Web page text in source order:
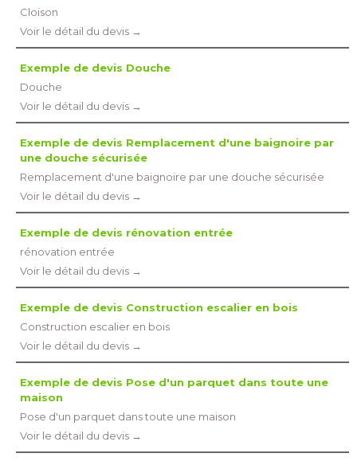
Cloison
Voir le détail du devis →
Exemple de devis Douche
Douche
Voir le détail du devis →
Exemple de devis Remplacement d'une baignoire par
une douche sécurisée
Remplacement d'une baignoire par une douche sécurisée
Voir le détail du devis →
Exemple de devis rénovation entrée
rénovation entrée
Voir le détail du devis →
Exemple de devis Construction escalier en bois
Construction escalier en bois
Voir le détail du devis →
Exemple de devis Pose d'un parquet dans toute une
maison
Pose d'un parquet dans toute une maison
Voir le détail du devis →